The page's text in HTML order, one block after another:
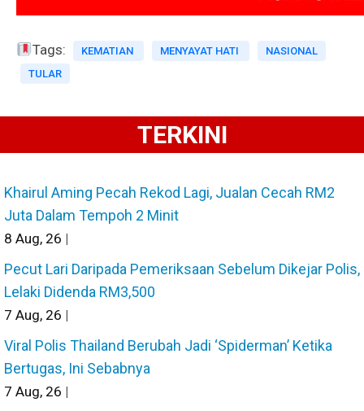
Tags: KEMATIAN MENYAYAT HATI
NASIONAL
TULAR
TERKINI
Khairul Aming Pecah Rekod Lagi, Jualan Cecah RM2
Juta Dalam Tempoh 2 Minit
8 Aug, 26 |
Pecut Lari Daripada Pemeriksaan Sebelum Dikejar Polis,
Lelaki Didenda RM3,500
7 Aug, 26 |
Viral Polis Thailand Berubah Jadi ‘Spiderman’ Ketika
Bertugas, Ini Sebabnya
7 Aug, 26 |